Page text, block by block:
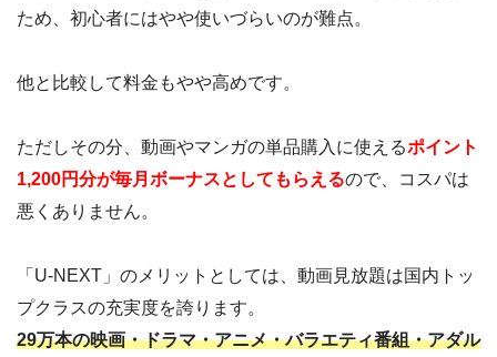
ため、初心者にはやや使いづらいのが難点。
他と比較して料金もやや高めです。
ただしその分、動画やマンガの単品購入に使えるポイント
1,200円分が毎月ボーナスとしてもらえるので、コスパは
悪くありません。
「U-NEXT」のメリットとしては、動画見放題は国内トッ
プクラスの充実度を誇ります。
29万本の映画・ドラマ・アニメ・バラエティ番組・アダル